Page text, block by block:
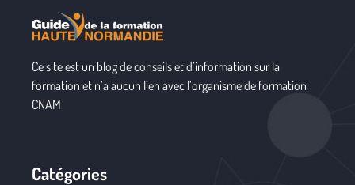
Ce site est un blog de conseils et d’information sur la
formation et n’a aucun lien avec l’organisme de formation
CNAM
Catégories